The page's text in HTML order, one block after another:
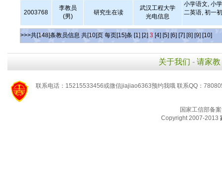
2003768
李教员
(男)
研究生在读
武汉工程大学
光电信息
小学语文, 小
二英语, 初一
>>>共[148]条教员信息 共[10]页 每页[15]条 [1] [2] 3 [4] [5] [6] [7] [8] [9] [10]
关于我们 - 请家教
联系电话：15215533456或微信jiajiao6363预约我哦 联系QQ：
国家工信部备
Copyright 2007-2013